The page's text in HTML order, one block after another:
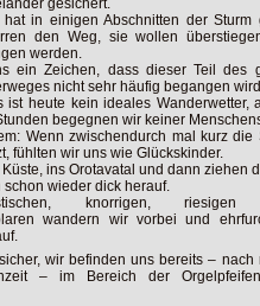
gesichert.
hat in einigen Abschnitten der
den Weg, siewollen
werden.
ein Zeichen, dass dieser Teil des
nicht sehr häufig begangen
ist heute kein ideales Wanderwetter,
begegnen wir keiner
Wenn zwischendurch mal kurz die
fühlten wir uns wie Glückskinder.
ins Orotavatal und dann ziehen
schon wieder dick herauf.
knorrigen, riesigen
wandern wir vorbei und
wir befinden uns bereits – nach
– im Bereich der